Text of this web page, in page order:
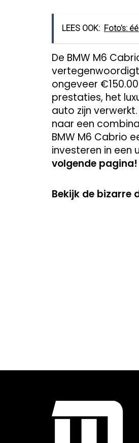
LEES OOK: Foto's:
De BMW M6
ongeveer
prestaties, het
auto zijn
naar een
BMW M6 Cabrio
investeren in een
volgende pagina!
Bekijk de bizarre